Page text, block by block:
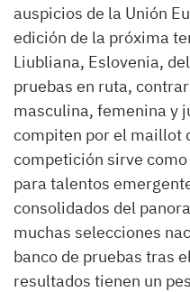
auspicios de la Unión
edición de la próxima
Liubliana, Eslovenia,
pruebas en ruta,
masculina, femenina y
compiten por el maillot
competición sirve
para talentos
consolidados del
muchas selecciones
banco de pruebas tras
resultados tienen un